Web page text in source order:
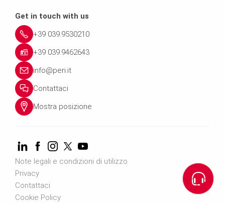
Get in touch with us
+39 039.9530210
+39 039.9462643
info@peri.it
Contattaci
Mostra posizione
Note legali e condizioni di utilizzo
Privacy
Contattaci
Cookie Policy